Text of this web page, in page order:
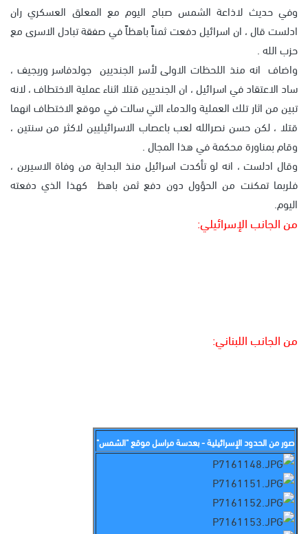
وفي حديث لاذاعة الشمس صباح اليوم مع المعلق العسكري ران
ادلست قال ، ان اسرائيل دفعت ثمناً باهظاً في صفقة تبادل الاسرى مع
حزب الله .
واضاف انه منذ اللحظات الاولى لأسر الجنديين جولدفاسر وريجيف ،
ساد الاعتقاد في اسرائيل ، ان الجنديين قتلا اثناء عملية الاختطاف ، لانه
تبين من اثار تلك العملية والدماء التي سالت في موقع الاختطاف انهما
قتلا ، لكن حسن نصرالله لعب باعصاب الاسرائيليين لاكثر من سنتين ،
وقام بمناورة محكمة في هذا المجال .
وقال ادلست ، انه لو تأكدت اسرائيل منذ البداية من وفاة الاسيرين ،
فلربما تمكنت من الحؤول دون دفع ثمن باهظ كهذا الذي دفعته
اليوم.
من الجانب الإسرائيلي:
من الجانب اللبناني:
صور من الحدود الإسرائيلية - بعدسة مراسل موقع "الشمس"